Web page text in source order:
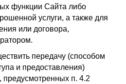
функции Сайта либо
услуги, а также для
или договора,
передачу (способом
и предоставления)
п. 4.2